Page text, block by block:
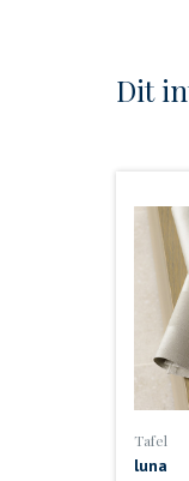
Dit
Tafel
luna